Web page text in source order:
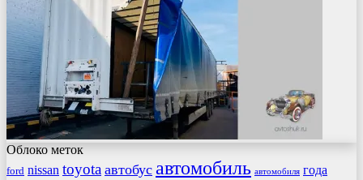
Облоко меток
ford nissan toyota автобус автомобиль автомобиля года